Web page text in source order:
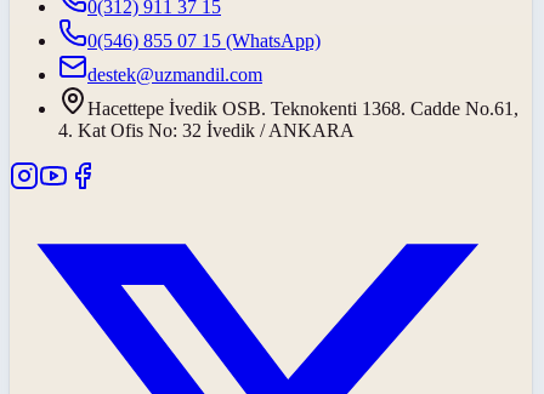
0(312) 911 37 15
0(546) 855 07 15 (WhatsApp)
destek@uzmandil.com
Hacettepe İvedik OSB. Teknokenti 1368. Cadde No.61,
4. Kat Ofis No: 32 İvedik / ANKARA